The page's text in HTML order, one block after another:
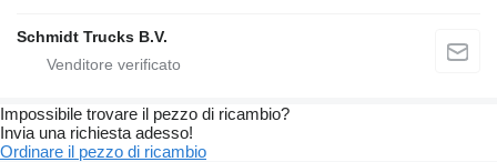
Schmidt Trucks B.V.
Impossibile trovare il pezzo di ricambio?
Invia una richiesta adesso!
Ordinare il pezzo di ricambio